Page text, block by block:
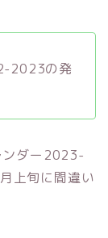
2023の発
ンダー2023-
上旬に間違い